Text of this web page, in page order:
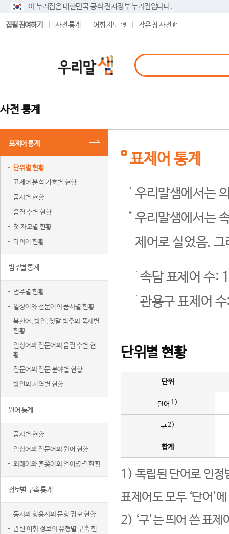
이 누리집은 대한민국 공식 전자정부 누리집입니다.
집필 참여하기 사전 통계 어휘 지도 작은 창 사전
사전 통계
표제어 통계
단위별 현황
표제어 분석 기호별 현황
품사별 현황
음절 수별 현황
첫 자모별 현황
다의어 현황
범주별 통계
범주별 현황
일상어와 전문어의 품사별 현황
북한어, 방언, 옛말 범주의 품사별
현황
일상어와 전문어의 음절 수별 현
황
전문어의 전문 분야별 현황
방언의 지역별 현황
원어 통계
품사별 현황
일상어와 전문어의 원어 현황
외래어와 혼종어의 언어명별 현황
정보별 구축 통계
동사와 형용사의 문형 정보 현황
관련 어휘 정보의 유형별 구축 현
표제어 통계
우리말샘에서는
우리말샘에서는
제어로 실었음.
속담 표제어 수:
관용구 표제어
단위별 현황
단위
단어 1)
구2)
합계
1) 독립된 단어로 인정
표제어도 모두 ‘단어’
2) ‘구’는 띄어 쓴 표